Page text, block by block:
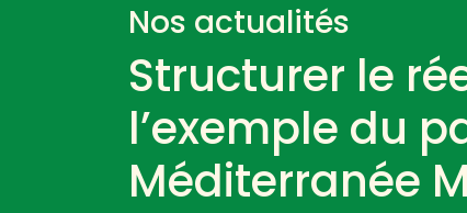
Nos actualités
Structurer le
l’exemple du
Méditerranée